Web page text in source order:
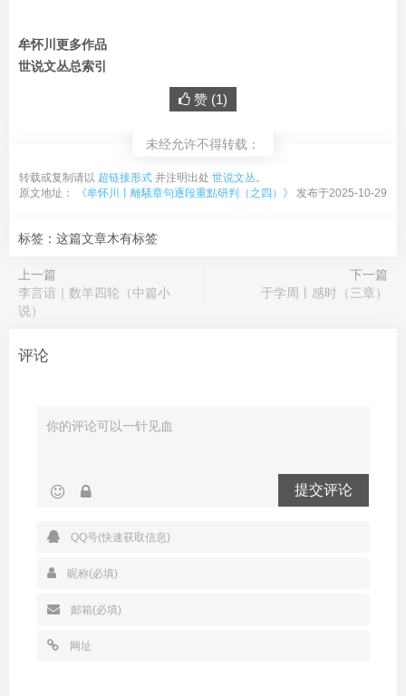
牟怀川更多作品
世说文丛总索引
赞 (1)
未经允许不得转载：
转载或复制请以 超链接形式 并注明出处 世说文丛。
原文地址：
《牟怀川丨離騷章句逐段重點研判（之四）》 发布于2025-10-29
标签：这篇文章木有标签
上一篇
李言谙｜数羊四轮（中篇小
说）
下一篇
于学周丨感时（三章）
评论
提交评论